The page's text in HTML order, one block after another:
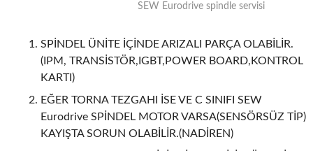
SEW Eurodrive spindle servisi
SPİNDEL ÜNİTE İÇİNDE ARIZALI PARÇA OLABİLİR.
(IPM, TRANSİSTÖR,IGBT,POWER BOARD,KONTROL
KARTI)
EĞER TORNA TEZGAHI İSE VE C SINIFI SEW
Eurodrive SPİNDEL MOTOR VARSA(SENSÖRSÜZ TİP)
KAYIŞTA SORUN OLABİLİR.(NADİREN)